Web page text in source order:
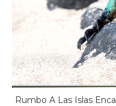
Rumbo A Las Islas